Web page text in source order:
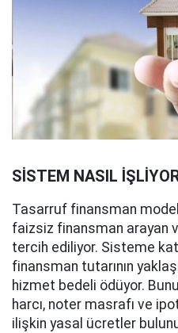
SİSTEM NASIL
Tasarruf finansman
faizsiz finansman arayan
tercih ediliyor. Sisteme
finansman tutarının
hizmet bedeli ödüyor.
harcı, noter masrafı ve
ilişkin yasal ücretler